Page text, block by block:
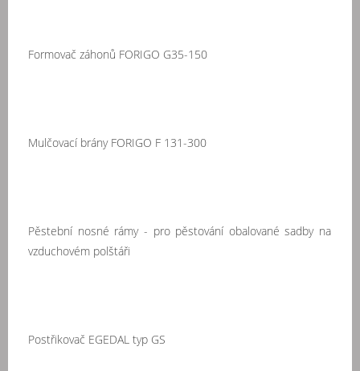
Formovač záhonů FORIGO G35-150
Mulčovací brány FORIGO F 131-300
Pěstební nosné rámy - pro pěstování obalované sadby na
vzduchovém polštáři
Postřikovač EGEDAL typ GS